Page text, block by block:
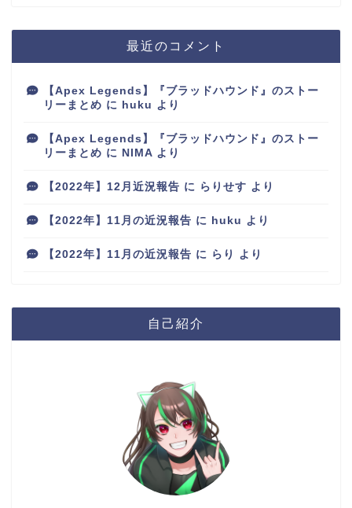
最近のコメント
【Apex Legends】『ブラッドハウンド』のストー
リーまとめ に huku より
【Apex Legends】『ブラッドハウンド』のストー
リーまとめ に NIMA より
【2022年】12月近況報告 に らりせす より
【2022年】11月の近況報告 に huku より
【2022年】11月の近況報告 に らり より
自己紹介